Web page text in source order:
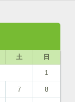
土 日
1
7 8